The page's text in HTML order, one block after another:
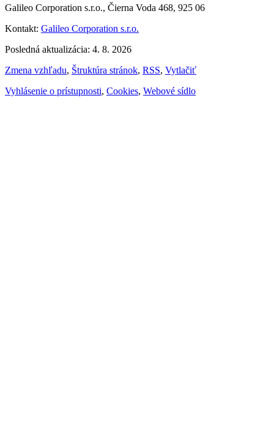
Galileo Corporation s.r.o., Čierna Voda 468, 925 06
Kontakt: Galileo Corporation s.r.o.
Posledná aktualizácia: 4. 8. 2026
Zmena vzhľadu, Štruktúra stránok, RSS, Vytlačiť
Vyhlásenie o prístupnosti, Cookies, Webové sídlo